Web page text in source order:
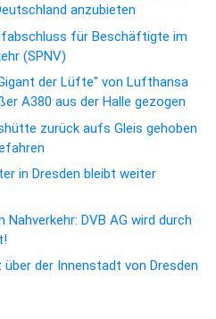
anzubieten
für Beschäftigte im
(SPNV)
der Lüfte" von Lufthansa
A380 aus der Halle gezogen
zurück aufs Gleis gehoben
in Dresden bleibt weiter
DVB AG wird durch
der Innenstadt von Dresden